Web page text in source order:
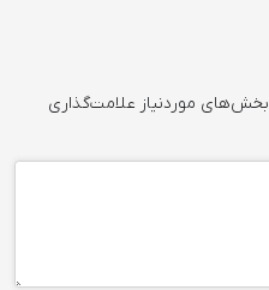
بخش‌های موردنیاز علامت‌گذاری